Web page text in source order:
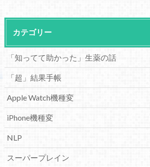
カテゴリー
「知ってて助かった」生薬の話
「超」結果手帳
Apple Watch機種変
iPhone機種変
NLP
スーパープレイン